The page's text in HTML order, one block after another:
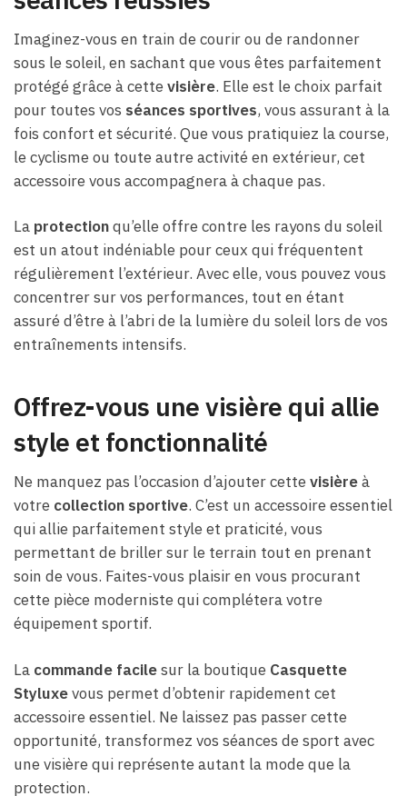
Imaginez-vous en train de courir ou de randonner
sous le soleil, en sachant que vous êtes parfaitement
protégé grâce à cettevisière. Elle est le choix parfait
pour toutes vos séances sportives, vous assurant à la
fois confort et sécurité. Que vous pratiquiez la course,
le cyclisme ou toute autre activité en extérieur, cet
accessoire vous accompagnera à chaque pas.
La protectionqu’elle offre contre les rayons du soleil
est un atout indéniable pour ceux qui fréquentent
régulièrement l’extérieur. Avec elle, vous pouvez vous
concentrer sur vos performances, tout en étant
assuré d’être à l’abri de la lumière du soleil lors de vos
entraînements intensifs.
Offrez-vous une visière qui allie
style et fonctionnalité
Ne manquez pas l’occasion d’ajouter cettevisièreà
votre collection sportive. C’est un accessoire essentiel
qui allie parfaitement style et praticité, vous
permettant de briller sur le terrain tout en prenant
soin de vous. Faites-vous plaisir en vous procurant
cette pièce moderniste qui complétera votre
équipement sportif.
La commande facilesur la boutique Casquette
Styluxevous permet d’obtenir rapidement cet
accessoire essentiel. Ne laissez pas passer cette
opportunité, transformez vos séances de sport avec
une visière qui représente autant la mode que la
protection.